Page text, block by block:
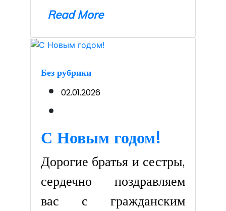
Read More
Без рубрики
02.01.2026
С Новым годом!
Дорогие братья и сестры,
сердечно поздравляем
вас с гражданским